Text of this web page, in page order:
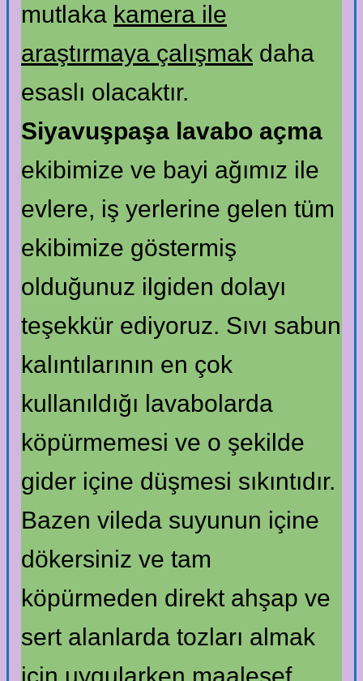
mutlaka kamera ile
araştırmaya çalışmak daha
esaslı olacaktır.
Siyavuşpaşa lavabo açma
ekibimize ve bayi ağımız ile
evlere, iş yerlerine gelen tüm
ekibimize göstermiş
olduğunuz ilgiden dolayı
teşekkür ediyoruz. Sıvı sabun
kalıntılarının en çok
kullanıldığı lavabolarda
köpürmemesi ve o şekilde
gider içine düşmesi sıkıntıdır.
Bazen vileda suyunun içine
dökersiniz ve tam
köpürmeden direkt ahşap ve
sert alanlarda tozları almak